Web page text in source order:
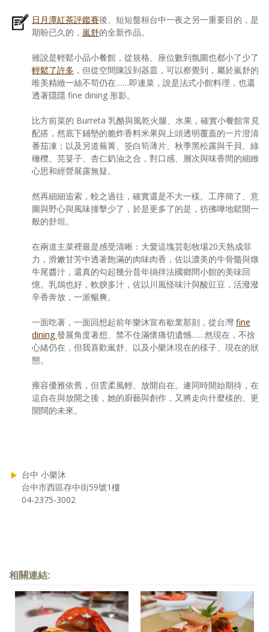
日月潭紅茶評鑑賽後、短短盤桓台中一夜之另一重要目的，是
期盼已久的， 嵐舒的全新作品。
雖說是輕鬆小品小餐館，從規格、座位數到氛圍也都小了少了
輕鬆了許多 ，但從空間陳設到器皿，可以察覺到，屬於嵐舒的
唯美精緻一絲不苟仍在……即連菜，說是法式小館料理，也還
透著隱隱 fine dining 形影。
比方前菜的 Burreta 乳酪與風乾火腿、水果，確實小餐館常見
配搭，然底下鋪墊的脆炸香料米果與上頭透明覆蓋的一片澄清
番茄凍；以及另道蕪菁、筊白筍薄片、秋季黑松露與干貝、綠
橄欖、芫荽子、杏仁奶油之合，對口感、層次與味香間的細緻
心思和經營展露無疑。
然再細細追索，較之過往，確實還是不大一樣。工序簡了、意
圖與野心與風味撞擊少了，於是更多了的是，彷彿嘩地鬆開一
般的舒坦。
在兩道主菜裡最是感受清晰：大愛這塊芸彰牧場20天熟成菲
力，滑嫩甘芳中透著飽滿的肉味肉香，佐以濃美的牛骨髓與燉
牛尾醬汁，還真的勾起幾分昔年徜徉法國鄉間小館的美味回
憶。乳鴿也好，軟腴多汁，佐以川風怪味汁與酸豇豆，活潑潑
辛香奔放，一派暢爽。
一面吃著，一面回想起前年樂沐宣布歇業那刻，從台灣 fine
dining發展角度著想、禁不住滿懷痛切遺憾……然現在，不捨
心緒仍在，但我喜歡嵐舒、以及小樂沐現在的樣子、現在的狀
態。
雍容優雅依舊，但雲柔風輕、放開自在。遂同時開始期待，在
這自在與放開之後，她的廚藝與創作，又將走向什麼樣的、更
開闊的未來。
台中 小樂沐
台中市西區存中街59號1樓
04-2375-3002
相關連結: